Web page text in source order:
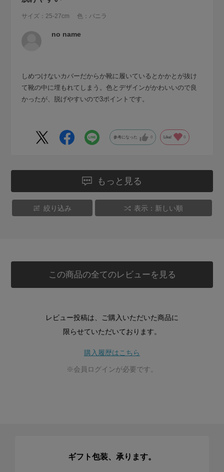
サイズ：25-27cm 色：バニラ
no name
しめつけないカバーだからか靴に履いているとかかとが抜け
て靴の中に埋もれてしまう。色とデザインがかわいいので良
かったが、脱げやすいので3ポイントです。
参考になった 0 Like! 0
もっと見る
絞り込み 表示：新しい順
この商品の全てのレビューを見る
レビュー投稿は、ご購入いただいた商品に
限らせていただいております。
購入履歴はこちら
※会員ログインが必要です。
ギフト包装、承ります。